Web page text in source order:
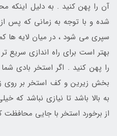
آن را پهن کنید . به دلیل
شده و با توجه به زمانی که پس
سپری می شود ، در میان لایه ها
بهتر است برای راه اندازی
را پهن کنید . اگر استخر بادی
بخش زیرین و کف استخر بر روی
به بالا باشد تا نیازی نباشد که
از برخورد استخر با جایی محافظت